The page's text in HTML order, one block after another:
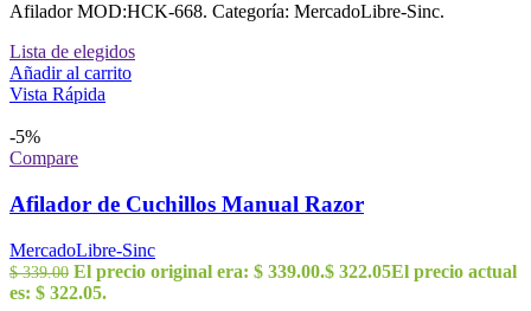
Afilador MOD:HCK-668. Categoría: MercadoLibre-Sinc.
Lista de elegidos
Añadir al carrito
Vista Rápida
-5%
Compare
Afilador de Cuchillos Manual Razor
MercadoLibre-Sinc
$339.00 El precio original era: $ 339.00.$ 322.05El precio actual
es: $ 322.05.